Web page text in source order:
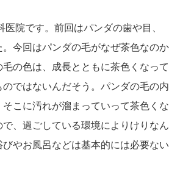
院です。前回はパンダの歯や目、
今回はパンダの毛がなぜ茶色なのか
の色は、成長とともに茶色くなって
ではないんだそう。パンダの毛の内
こに汚れが溜まっていって茶色くな
、過ごしている環境によりけりなん
やお風呂などは基本的には必要ない